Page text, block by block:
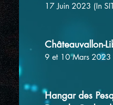
17 Juin 2023 (In
Châteauvallon-
9 et 10 Mars 2023
Hangar des